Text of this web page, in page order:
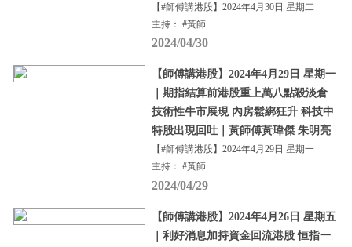
【#師傅講港股】2024年4月30日 星期二
主持： #黃師
2024/04/30
【師傅講港股】2024年4月29日 星期一
｜期指結算前港股重上萬八點殺淡倉
技術性牛市展現 內房鬆綁狂升 科技中
特股出現回吐｜黃師傅黃瑋傑 朱明亮
【#師傅講港股】2024年4月29日 星期一
主持： #黃師
2024/04/29
【師傅講港股】2024年4月26日 星期五
｜利好消息加持資金回流港股 恒指一